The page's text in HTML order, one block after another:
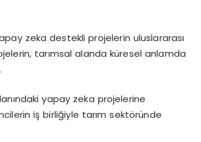
zeka destekli projelerin uluslararası
tarımsal alanda küresel anlamda
yapay zeka projelerine
iş birliğiyle tarım sektöründe